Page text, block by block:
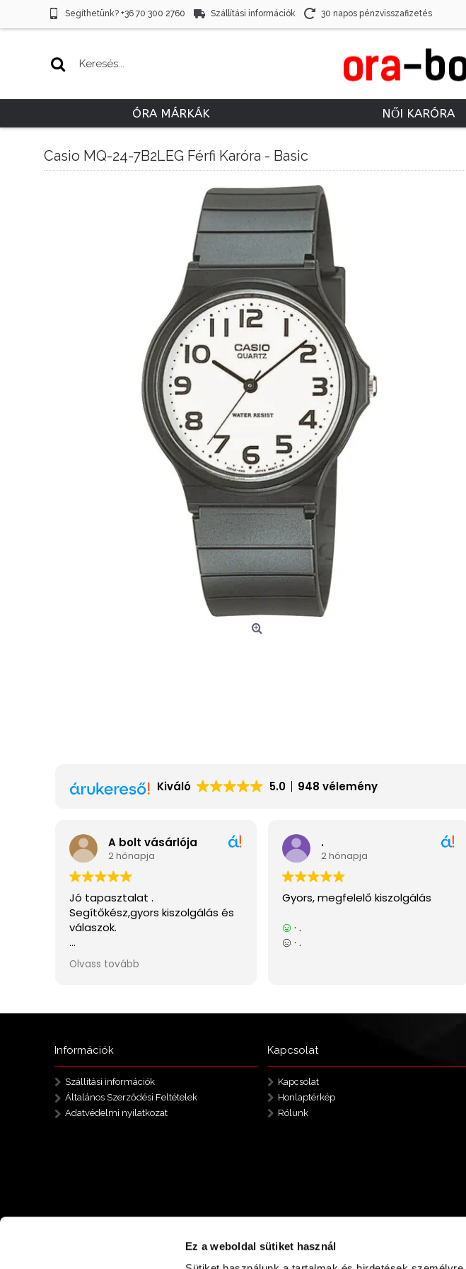
Ez a weboldal sütiket használ
Segíthetünk? +36 70 300 2760 Szállítási információk 30 napos pénzvisszafizetés
ÓRA MÁRKÁK NŐI KARÓRA
Casio MQ-24-7B2LEG Férfi Karóra - Basic
Információk
Szállítási információk
Általános Szerződési Feltételek
Adatvédelmi nyilatkozat
Kapcsolat
Kapcsolat
Honlaptérkép
Rólunk